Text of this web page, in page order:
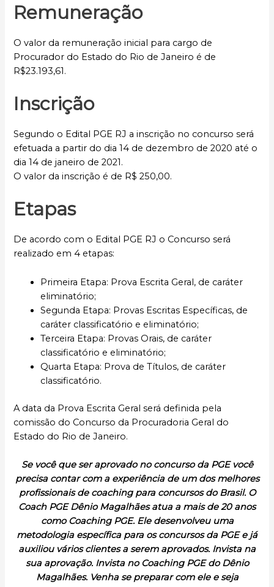
Remuneração
O valor da remuneração inicial para cargo de
Procurador do Estado do Rio de Janeiro é de
R$23.193,61.
Inscrição
Segundo o Edital PGE RJ a inscrição no concurso será
efetuada a partir do dia 14 de dezembro de 2020 até o
dia 14 de janeiro de 2021.
O valor da inscrição é de R$ 250,00.
Etapas
De acordo com o Edital PGE RJ o Concurso será
realizado em 4 etapas:
Primeira Etapa: Prova Escrita Geral, de caráter
eliminatório;
Segunda Etapa: Provas Escritas Específicas, de
caráter classificatório e eliminatório;
Terceira Etapa: Provas Orais, de caráter
classificatório e eliminatório;
Quarta Etapa: Prova de Títulos, de caráter
classificatório.
A data da Prova Escrita Geral será definida pela
comissão do Concurso da Procuradoria Geral do
Estado do Rio de Janeiro.
Se você que ser aprovado no concurso da PGE você
precisa contar com a experiência de um dos melhores
profissionais de coaching para concursos do Brasil. O
Coach PGE Dênio Magalhães atua a mais de 20 anos
como Coaching PGE. Ele desenvolveu uma
metodologia específica para os concursos da PGE e já
auxiliou vários clientes a serem aprovados. Invista na
sua aprovação. Invista no Coaching PGE do Dênio
Magalhães. Venha se preparar com ele e seja